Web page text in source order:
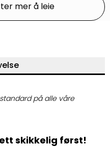
mer å leie
på alle våre
skikkelig først!